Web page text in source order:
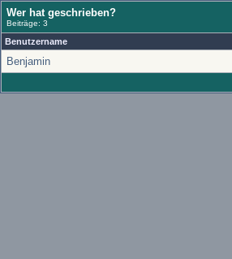
Wer hat geschrieben?
Beiträge: 3
Benutzername
Benjamin